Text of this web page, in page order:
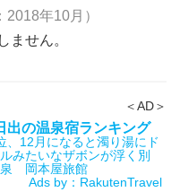
年10月）
ません。
＜AD＞
出の温泉宿ランキング
、12月になると濁り湯にド
みたいなザボンが浮く別
泉 岡本屋旅館
Ads by：RakutenTravel